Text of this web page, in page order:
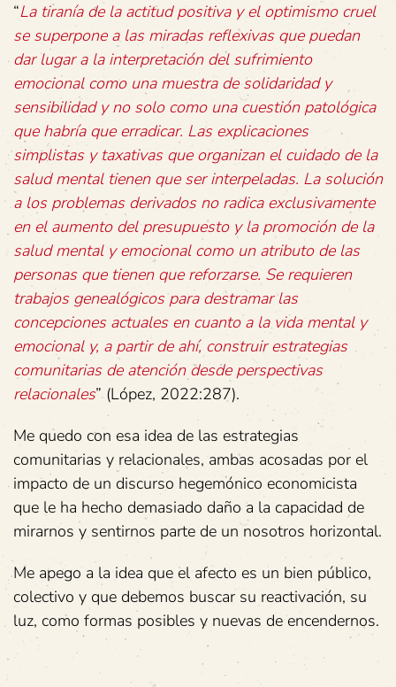
“La tiranía de la actitud positiva y el optimismo cruel
se superpone a las miradas reflexivas que puedan
dar lugar a la interpretación del sufrimiento
emocional como una muestra de solidaridad y
sensibilidad y no solo como una cuestión patológica
que habría que erradicar. Las explicaciones
simplistas y taxativas que organizan el cuidado de la
salud mental tienen que ser interpeladas. La solución
a los problemas derivados no radica exclusivamente
en el aumento del presupuesto y la promoción de la
salud mental y emocional como un atributo de las
personas que tienen que reforzarse. Se requieren
trabajos genealógicos para destramar las
concepciones actuales en cuanto a la vida mental y
emocional y, a partir de ahí, construir estrategias
comunitarias de atención desde perspectivas
relacionales” (López, 2022:287).
Me quedo con esa idea de las estrategias
comunitarias y relacionales, ambas acosadas por el
impacto de un discurso hegemónico economicista
que le ha hecho demasiado daño a la capacidad de
mirarnos y sentirnos parte de un nosotros horizontal.
Me apego a la idea que el afecto es un bien público,
colectivo y que debemos buscar su reactivación, su
luz, como formas posibles y nuevas de encendernos.